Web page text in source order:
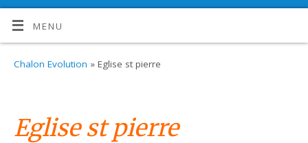
MENU
Chalon Evolution » Eglise st pierre
Eglise st pierre